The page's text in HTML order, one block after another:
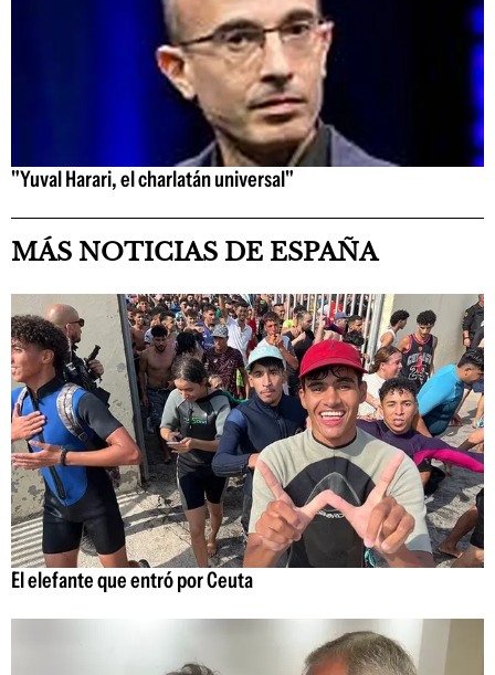
"Yuval Harari, el charlatán universal"
MÁS NOTICIAS DE ESPAÑA
El elefante que entró por Ceuta